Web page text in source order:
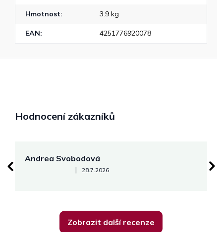
Hmotnost: 3.9 kg
EAN: 4251776920078
Hodnocení zákazníků
Andrea Svobodová
Hodnocení obchodu je 5 z 5 hvězdiček.
| 28.7.2026
Zobrazit další recenze